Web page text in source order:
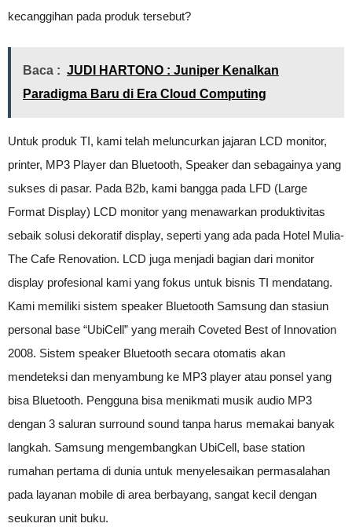
kecanggihan pada produk tersebut?
Baca : JUDI HARTONO : Juniper Kenalkan
Paradigma Baru di Era Cloud Computing
Untuk produk TI, kami telah meluncurkan jajaran LCD monitor,
printer, MP3 Player dan Bluetooth, Speaker dan sebagainya yang
sukses di pasar. Pada B2b, kami bangga pada LFD (Large
Format Display) LCD monitor yang menawarkan produktivitas
sebaik solusi dekoratif display, seperti yang ada pada Hotel Mulia-
The Cafe Renovation. LCD juga menjadi bagian dari monitor
display profesional kami yang fokus untuk bisnis TI mendatang.
Kami memiliki sistem speaker Bluetooth Samsung dan stasiun
personal base “UbiCell” yang meraih Coveted Best of Innovation
2008. Sistem speaker Bluetooth secara otomatis akan
mendeteksi dan menyambung ke MP3 player atau ponsel yang
bisa Bluetooth. Pengguna bisa menikmati musik audio MP3
dengan 3 saluran surround sound tanpa harus memakai banyak
langkah. Samsung mengembangkan UbiCell, base station
rumahan pertama di dunia untuk menyelesaikan permasalahan
pada layanan mobile di area berbayang, sangat kecil dengan
seukuran unit buku.